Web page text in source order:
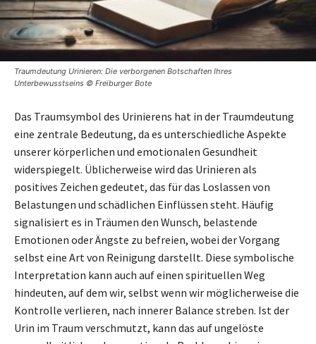
Traumdeutung Urinieren: Die verborgenen Botschaften Ihres
Unterbewusstseins © Freiburger Bote
Das Traumsymbol des Urinierens hat in der Traumdeutung
eine zentrale Bedeutung, da es unterschiedliche Aspekte
unserer körperlichen und emotionalen Gesundheit
widerspiegelt. Üblicherweise wird das Urinieren als
positives Zeichen gedeutet, das für das Loslassen von
Belastungen und schädlichen Einflüssen steht. Häufig
signalisiert es in Träumen den Wunsch, belastende
Emotionen oder Ängste zu befreien, wobei der Vorgang
selbst eine Art von Reinigung darstellt. Diese symbolische
Interpretation kann auch auf einen spirituellen Weg
hindeuten, auf dem wir, selbst wenn wir möglicherweise die
Kontrolle verlieren, nach innerer Balance streben. Ist der
Urin im Traum verschmutzt, kann das auf ungelöste